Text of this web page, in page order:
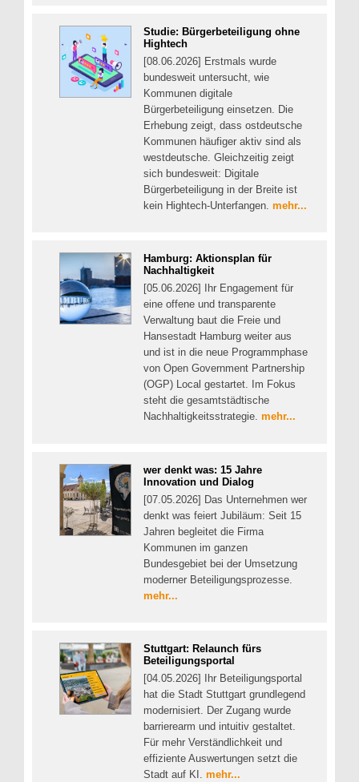
Studie: Bürgerbeteiligung ohne
Hightech
[08.06.2026] Erstmals wurde
bundesweit untersucht, wie
Kommunen digitale
Bürgerbeteiligung einsetzen. Die
Erhebung zeigt, dass ostdeutsche
Kommunen häufiger aktiv sind als
westdeutsche. Gleichzeitig zeigt
sich bundesweit: Digitale
Bürgerbeteiligung in der Breite ist
kein Hightech-Unterfangen. mehr...
Hamburg: Aktionsplan für
Nachhaltigkeit
[05.06.2026] Ihr Engagement für
eine offene und transparente
Verwaltung baut die Freie und
Hansestadt Hamburg weiter aus
und ist in die neue Programmphase
von Open Government Partnership
(OGP) Local gestartet. Im Fokus
steht die gesamtstädtische
Nachhaltigkeitsstrategie. mehr...
wer denkt was: 15 Jahre
Innovation und Dialog
[07.05.2026] Das Unternehmen wer
denkt was feiert Jubiläum: Seit 15
Jahren begleitet die Firma
Kommunen im ganzen
Bundesgebiet bei der Umsetzung
moderner Beteiligungsprozesse.
mehr...
Stuttgart: Relaunch fürs
Beteiligungsportal
[04.05.2026] Ihr Beteiligungsportal
hat die Stadt Stuttgart grundlegend
modernisiert. Der Zugang wurde
barrierearm und intuitiv gestaltet.
Für mehr Verständlichkeit und
effiziente Auswertungen setzt die
Stadt auf KI. mehr...